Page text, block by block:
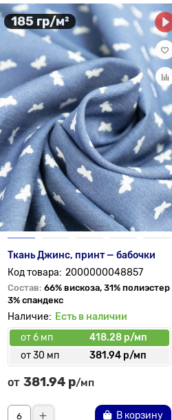
185 гр/м²
Ткань Джинс, принт — бабочки
2000000048857
Состав: 66% вискоза, 31% полиэстер
3% спандекс
Есть в наличии
от 6 мп
418.28 р/мп
от 30 мп
381.94 р/мп
от 381.94 р/мп
В корзину